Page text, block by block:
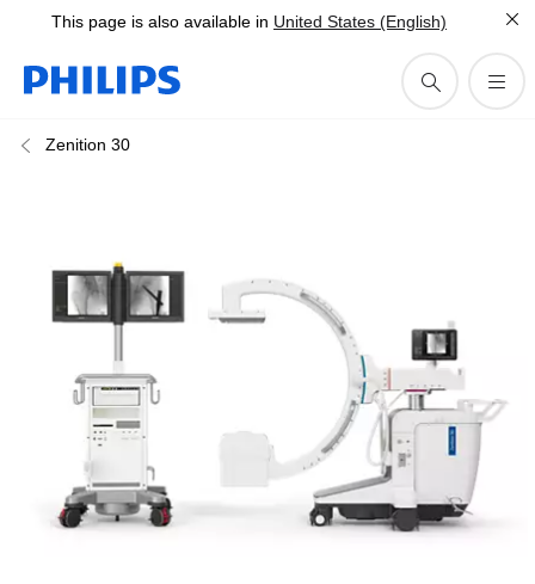
This page is also available in United States (English)
Zenition 30